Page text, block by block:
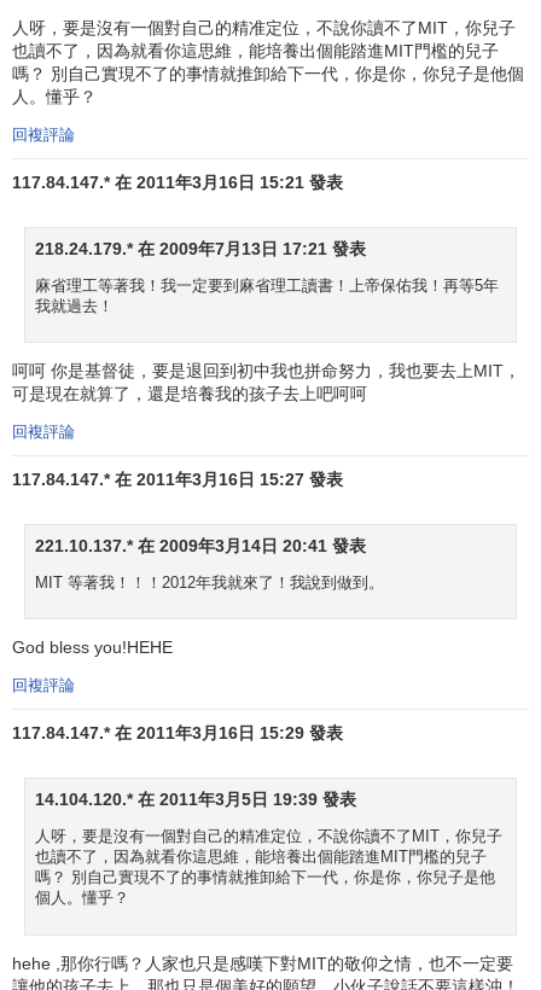
人呀，要是沒有一個對自己的精准定位，不說你讀不了MIT，你兒子
也讀不了，因為就看你這思維，能培養出個能踏進MIT門檻的兒子
嗎？ 別自己實現不了的事情就推卸給下一代，你是你，你兒子是他個
人。懂乎？
回複評論
117.84.147.* 在 2011年3月16日 15:21 發表
218.24.179.* 在 2009年7月13日 17:21 發表
麻省理工等著我！我一定要到麻省理工讀書！上帝保佑我！再等5年
我就過去！
呵呵 你是基督徒，要是退回到初中我也拼命努力，我也要去上MIT，
可是現在就算了，還是培養我的孩子去上吧呵呵
回複評論
117.84.147.* 在 2011年3月16日 15:27 發表
221.10.137.* 在 2009年3月14日 20:41 發表
MIT 等著我！！！2012年我就來了！我說到做到。
God bless you!HEHE
回複評論
117.84.147.* 在 2011年3月16日 15:29 發表
14.104.120.* 在 2011年3月5日 19:39 發表
人呀，要是沒有一個對自己的精准定位，不說你讀不了MIT，你兒子
也讀不了，因為就看你這思維，能培養出個能踏進MIT門檻的兒子
嗎？ 別自己實現不了的事情就推卸給下一代，你是你，你兒子是他
個人。懂乎？
hehe ,那你行嗎？人家也只是感嘆下對MIT的敬仰之情，也不一定要
讓他的孩子去上，那也只是個美好的願望，小伙子說話不要這樣沖！